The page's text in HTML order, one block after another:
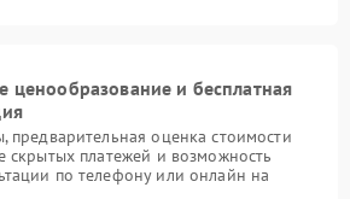
ценообразование и бесплатная
предварительная оценка стоимости
скрытых платежей и возможность
по телефону или онлайн на